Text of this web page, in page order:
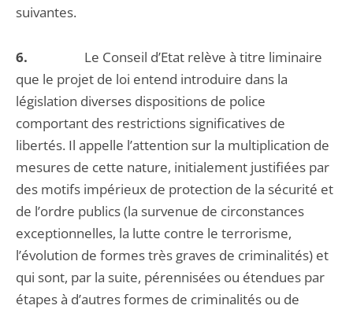
suivantes.
6. Le Conseil d’Etat relève à titre liminaire
que le projet de loi entend introduire dans la
législation diverses dispositions de police
comportant des restrictions significatives de
libertés. Il appelle l’attention sur la multiplication de
mesures de cette nature, initialement justifiées par
des motifs impérieux de protection de la sécurité et
de l’ordre publics (la survenue de circonstances
exceptionnelles, la lutte contre le terrorisme,
l’évolution de formes très graves de criminalités) et
qui sont, par la suite, pérennisées ou étendues par
étapes à d’autres formes de criminalités ou de